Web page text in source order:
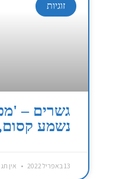
זוגיות
גשרים –
נשמע
13 באפריל 2022 אין